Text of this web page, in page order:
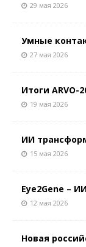
29 мая 2026
Умные
27 мая 2026
Итоги ARVO-
19 мая 2026
ИИ
15 мая 2026
Eye2Gene –
12 мая 2026
Новая